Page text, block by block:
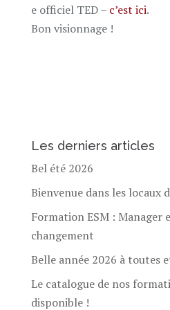
e officiel TED – c’est ici.
Bon visionnage !
Les derniers articles
Bel été 2026
Bienvenue dans les locaux
Formation ESM : Manager
changement
Belle année 2026 à toutes
Le catalogue de nos
disponible !